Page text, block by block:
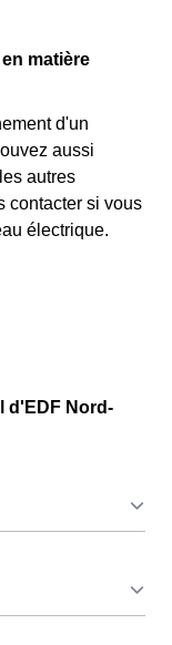
matière
d'un
aussi
autres
contacter si vous
électrique.
d'EDF Nord-
ou ailleurs. 💡